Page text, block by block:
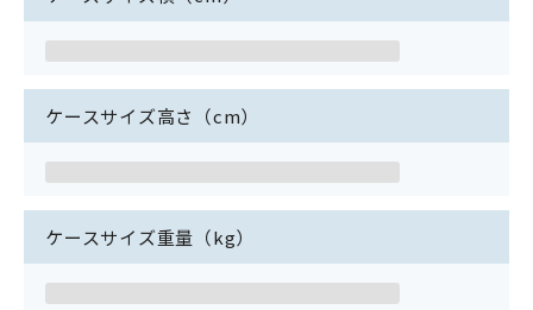
ケースサイズ高さ（cm）
ケースサイズ重量（kg）